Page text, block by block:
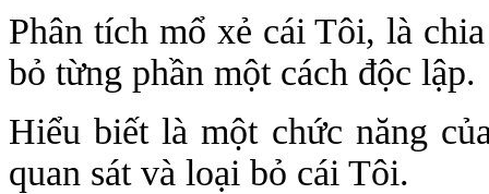
Phân tích mổ xẻ cái Tôi, là
bỏ từng phần một cách độc lập.
Hiểu biết là một chức năng
quan sát và loại bỏ cái Tôi.